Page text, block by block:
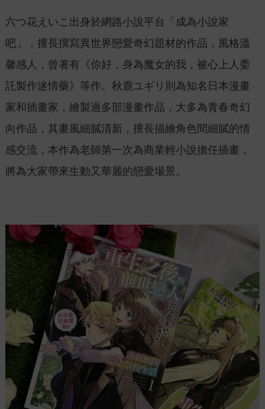
六つ花えいこ出身於網路小說平台「成為小說家
吧」，擅長撰寫異世界戀愛奇幻題材的作品，風格溫
馨感人，曾著有《你好，身為魔女的我，被心上人委
託製作迷情藥》等作。秋鹿ユギリ則為知名日本漫畫
家和插畫家，繪製過多部漫畫作品，大多為青春奇幻
向作品，其畫風細膩清新，擅長描繪角色間細膩的情
感交流，本作為老師第一次為商業輕小說擔任插畫，
將為大家帶來生動又華麗的戀愛場景。